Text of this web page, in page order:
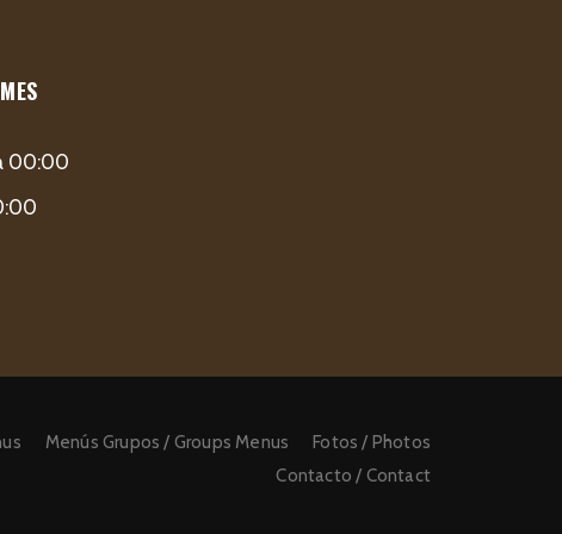
00:00
Menús Grupos / Groups Menus
Fotos / Photos
Contacto / Contact